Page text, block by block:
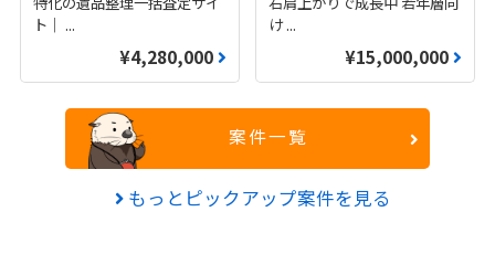
ト｜ ...
¥4,280,000
け...
¥15,000,000
案件一覧
もっとピックアップ案件を見る